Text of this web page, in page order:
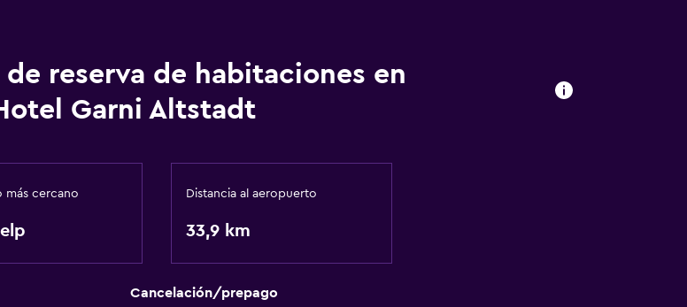
reserva de habitaciones en
Garni Altstadt
más cercano Distancia al aeropuerto
33,9 km
Cancelación/prepago